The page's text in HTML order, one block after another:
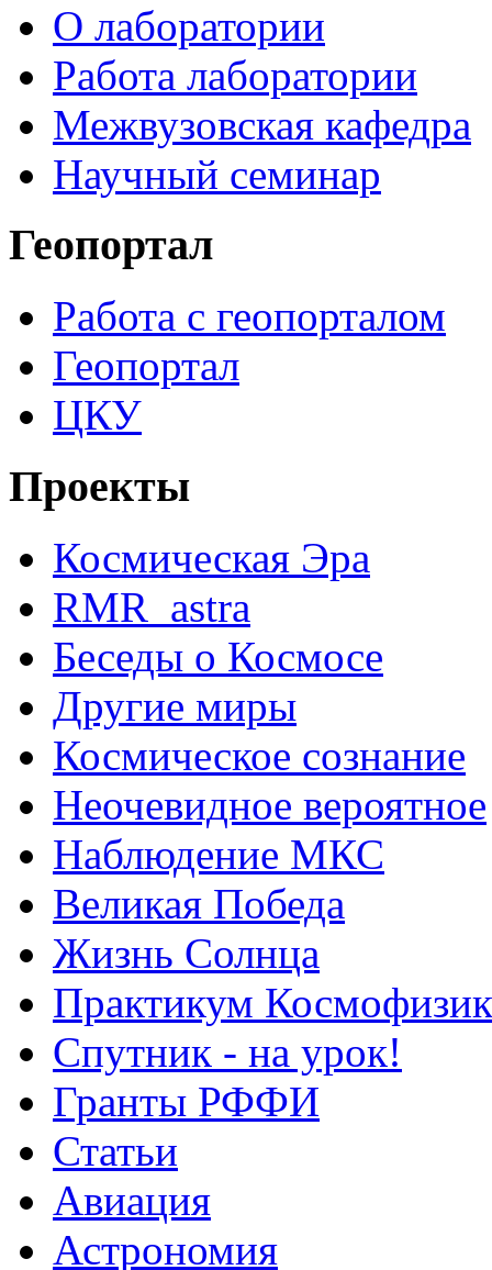
О лаборатории
Работа лаборатории
Межвузовская кафедра
Научный семинар
Геопортал
Работа с геопорталом
Геопортал
ЦКУ
Проекты
Космическая Эра
RMR_astra
Беседы о Космосе
Другие миры
Космическое сознание
Неочевидное вероятное
Наблюдение МКС
Великая Победа
Жизнь Солнца
Практикум
Спутник - на урок!
Гранты РФФИ
Статьи
Авиация
Астрономия